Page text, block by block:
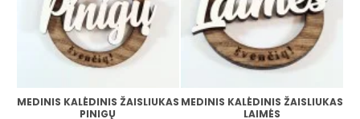
MEDINIS KALĖDINIS ŽAISLIUKAS
PINIGŲ
MEDINIS KALĖDINIS ŽAISLIUKAS
LAIMĖS